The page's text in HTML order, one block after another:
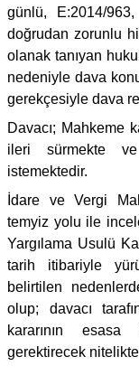
günlü, E:2014/963,
doğrudan zorunlu
olanak tanıyan
nedeniyle dava
gerekçesiyle dava
Davacı; Mahkeme
ileri sürmekte ve
istemektedir.
İdare ve Vergi
temyiz yolu ile
Yargılama Usulü
tarih itibariyle
belirtilen
olup; davacı
kararının
gerektirecek nitelikte